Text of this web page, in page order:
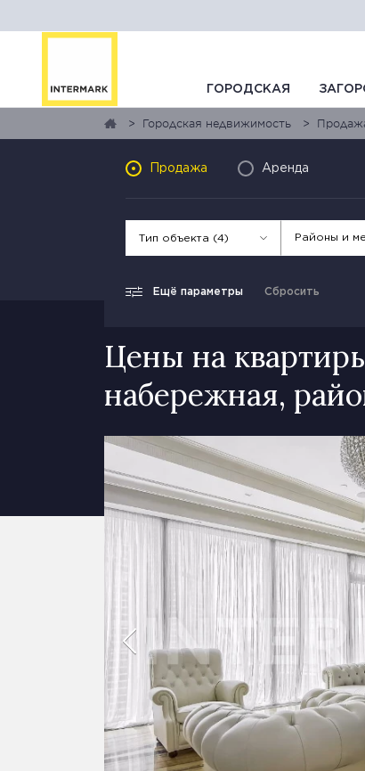
ГОРОДСКАЯ
Городская недвижимость
Продажа Аренда
Тип объекта (4) Районы и
Ещё параметры Сбросить
Цены на
набережная,